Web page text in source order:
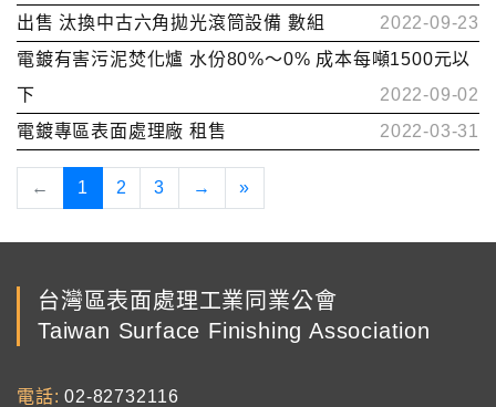
出售 汰換中古六角拋光滾筒設備 數組
2022-09-23
電鍍有害污泥焚化爐 水份80%～0% 成本每噸1500元以
下
2022-09-02
電鍍專區表面處理廠 租售
2022-03-31
← 1 2 3 → »
台灣區表面處理工業同業公會
Taiwan Surface Finishing Association
電話
02-82732116